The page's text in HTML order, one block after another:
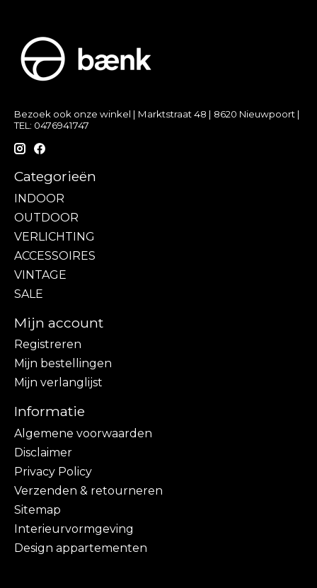
Bezoek ook onze winkel | Marktstraat 48 | 8620 Nieuwpoort |
TEL: 0476941747
Categorieën
INDOOR
OUTDOOR
VERLICHTING
ACCESSOIRES
VINTAGE
SALE
Mijn account
Registreren
Mijn bestellingen
Mijn verlanglijst
Informatie
Algemene voorwaarden
Disclaimer
Privacy Policy
Verzenden & retourneren
Sitemap
Interieurvormgeving
Design appartementen